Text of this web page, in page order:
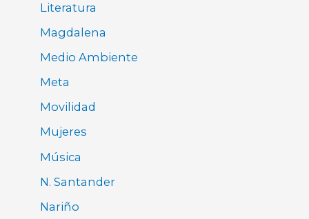
Literatura
Magdalena
Medio Ambiente
Meta
Movilidad
Mujeres
Música
N. Santander
Nariño